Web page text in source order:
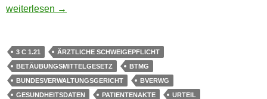
Bundesverwaltungsgericht: Kein Einsichtsrecht der
weiterlesen →
3 C 1.21
ÄRZTLICHE SCHWEIGEPFLICHT
BETÄUBUNGSMITTELGESETZ
BTMG
BUNDESVERWALTUNGSGERICHT
BVERWG
GESUNDHEITSDATEN
PATIENTENAKTE URTEIL